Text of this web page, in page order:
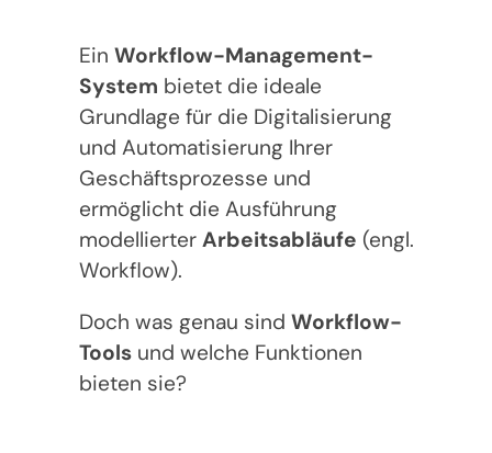
Ein Workflow-Management-
System bietet die ideale
Grundlage für die Digitalisierung
und Automatisierung Ihrer
Geschäftsprozesse und
ermöglicht die Ausführung
modellierter Arbeitsabläufe (engl.
Workflow).
Doch was genau sind Workflow-
Tools und welche Funktionen
bieten sie?